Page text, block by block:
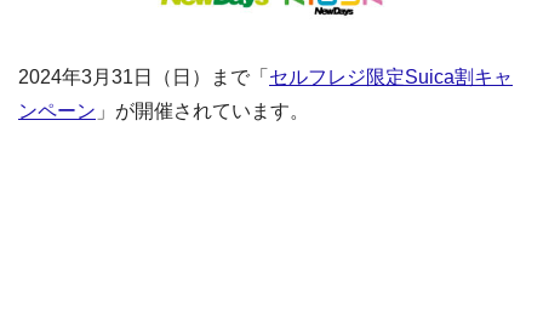
2024年3月31日（日）まで「 セルフレジ限定Suica割キャ
ンペーン 」が開催されています。